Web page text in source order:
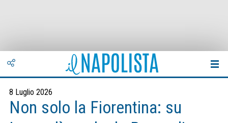
8 Luglio 2026
Non solo la Fiorentina: su